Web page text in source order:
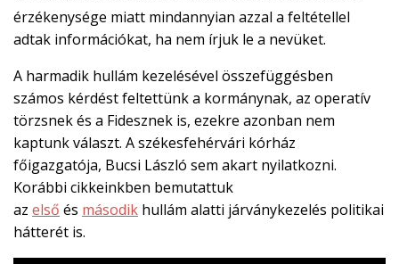
érzékenysége miatt mindannyian azzal a feltétellel
adtak információkat, ha nem írjuk le a nevüket.
A harmadik hullám kezelésével összefüggésben
számos kérdést feltettünk a kormánynak, az operatív
törzsnek és a Fidesznek is, ezekre azonban nem
kaptunk választ. A székesfehérvári kórház
főigazgatója, Bucsi László sem akart nyilatkozni.
Korábbi cikkeinkben bemutattuk
az első és második hullám alatti járványkezelés politikai
hátterét is.